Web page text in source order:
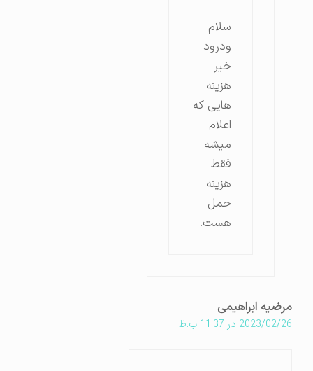
سلام
ودرود
هزینه
هایی که
اعلام
میشه
هزینه
حمل
هست.
مرضیه ابراهیمی
2023/02/26 در 11:37 ب.ظ